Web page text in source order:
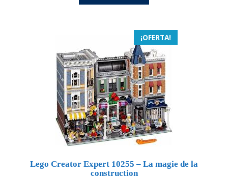
¡OFERTA!
Lego Creator Expert 10255 – La magie de la
construction